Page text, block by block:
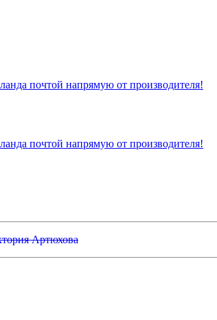
почтой напрямую от производителя!
почтой напрямую от производителя!
Артюхова